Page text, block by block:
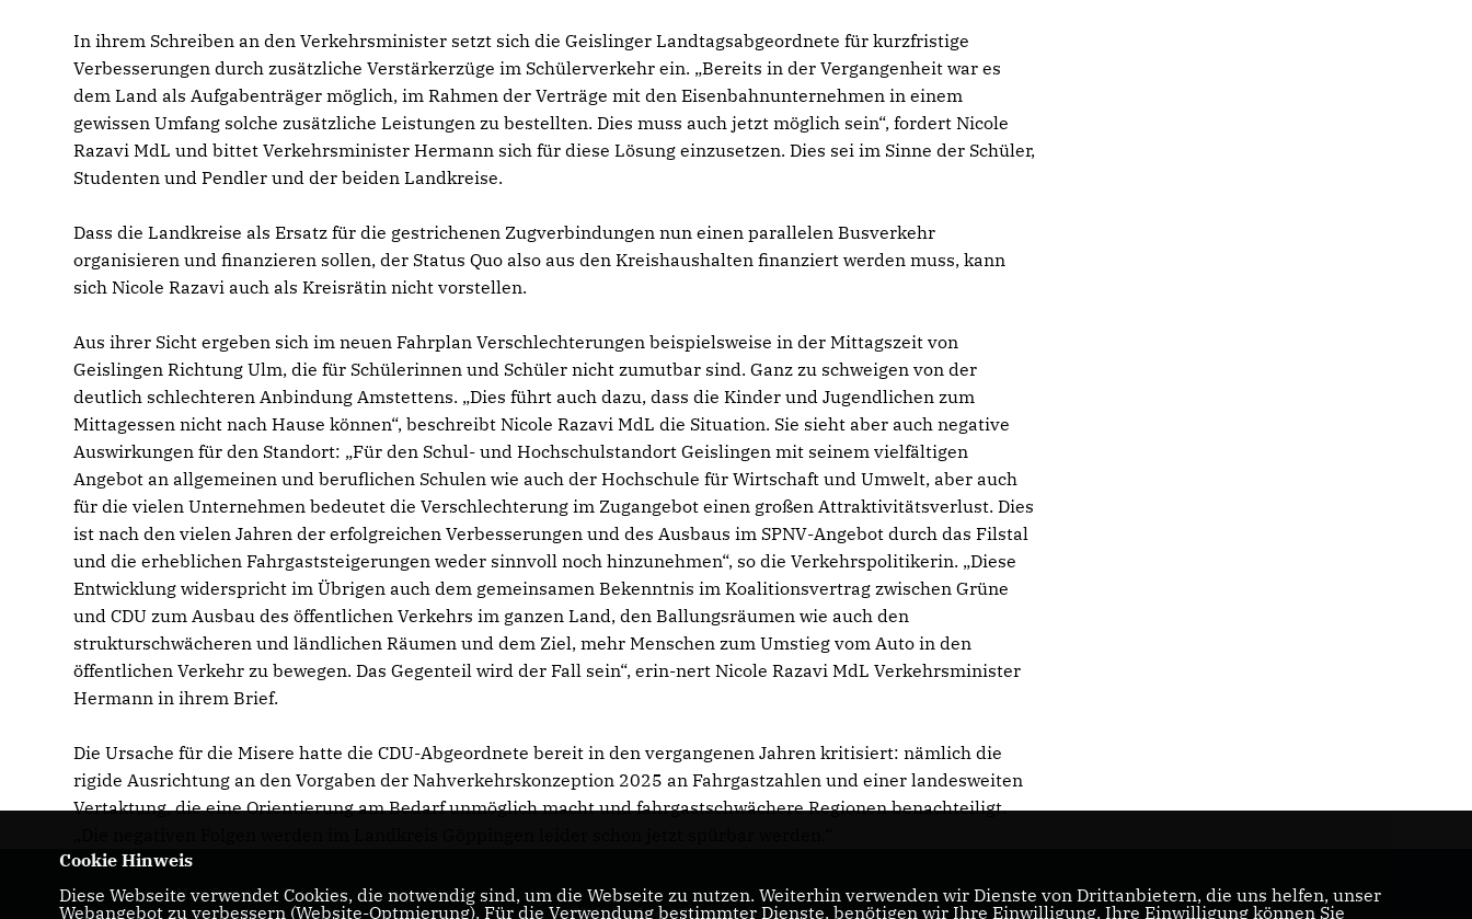
In ihrem Schreiben an den Verkehrsminister setzt sich die Geislinger Landtagsabgeordnete für kurzfristige
Verbesserungen durch zusätzliche Verstärkerzüge im Schülerverkehr ein. „Bereits in der Vergangenheit war es
dem Land als Aufgabenträger möglich, im Rahmen der Verträge mit den Eisenbahnunternehmen in einem
gewissen Umfang solche zusätzliche Leistungen zu bestellten. Dies muss auch jetzt möglich sein“, fordert Nicole
Razavi MdL und bittet Verkehrsminister Hermann sich für diese Lösung einzusetzen. Dies sei im Sinne der Schüler,
Studenten und Pendler und der beiden Landkreise.
Dass die Landkreise als Ersatz für die gestrichenen Zugverbindungen nun einen parallelen Busverkehr
organisieren und finanzieren sollen, der Status Quo also aus den Kreishaushalten finanziert werden muss, kann
sich Nicole Razavi auch als Kreisrätin nicht vorstellen.
Aus ihrer Sicht ergeben sich im neuen Fahrplan Verschlechterungen beispielsweise in der Mittagszeit von
Geislingen Richtung Ulm, die für Schülerinnen und Schüler nicht zumutbar sind. Ganz zu schweigen von der
deutlich schlechteren Anbindung Amstettens. „Dies führt auch dazu, dass die Kinder und Jugendlichen zum
Mittagessen nicht nach Hause können“, beschreibt Nicole Razavi MdL die Situation. Sie sieht aber auch negative
Auswirkungen für den Standort: „Für den Schul- und Hochschulstandort Geislingen mit seinem vielfältigen
Angebot an allgemeinen und beruflichen Schulen wie auch der Hochschule für Wirtschaft und Umwelt, aber auch
für die vielen Unternehmen bedeutet die Verschlechterung im Zugangebot einen großen Attraktivitätsverlust. Dies
ist nach den vielen Jahren der erfolgreichen Verbesserungen und des Ausbaus im SPNV-Angebot durch das Filstal
und die erheblichen Fahrgaststeigerungen weder sinnvoll noch hinzunehmen“, so die Verkehrspolitikerin. „Diese
Entwicklung widerspricht im Übrigen auch dem gemeinsamen Bekenntnis im Koalitionsvertrag zwischen Grüne
und CDU zum Ausbau des öffentlichen Verkehrs im ganzen Land, den Ballungsräumen wie auch den
strukturschwächeren und ländlichen Räumen und dem Ziel, mehr Menschen zum Umstieg vom Auto in den
öffentlichen Verkehr zu bewegen. Das Gegenteil wird der Fall sein“, erin-nert Nicole Razavi MdL Verkehrsminister
Hermann in ihrem Brief.
Die Ursache für die Misere hatte die CDU-Abgeordnete bereit in den vergangenen Jahren kritisiert: nämlich die
rigide Ausrichtung an den Vorgaben der Nahverkehrskonzeption 2025 an Fahrgastzahlen und einer landesweiten
Vertaktung, die eine Orientierung am Bedarf unmöglich macht und fahrgastschwächere Regionen benachteiligt.
Hier finden Sie Informationen über Nicole
CDU Baden-Württemberg
Cookie Hinweis
Diese Webseite verwendet Cookies, die notwendig sind, um die Webseite zu nutzen. Weiterhin verwenden wir Dienste von Drittanbietern, die uns helfen, unser
Webangebot zu verbessern (Website-Optmierung). Für die Verwendung bestimmter Dienste, benötigen wir Ihre Einwilligung. Ihre Einwilligung können Sie